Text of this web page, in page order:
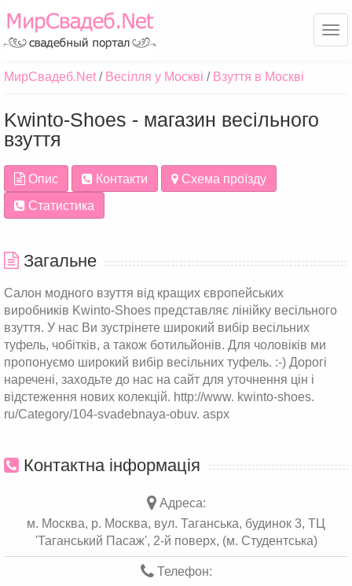
МирСвадеб.Net Весілля у Москві Взуття в Москві
Kwinto-Shoes - магазин весільного
взуття
Опис Контакти
Схема проїзду
Статистика
Загальне
Салон модного взуття від кращих європейських
виробників Kwinto-Shoes представляє лінійку весільного
взуття. У нас Ви зустрінете широкий вибір весільних
туфель, чобітків, а також ботильйонів. Для чоловіків ми
пропонуємо широкий вибір весільних туфель. :-) Дорогі
наречені, заходьте до нас на сайт для уточнення цін і
відстеження нових колекцій. http://www. kwinto-shoes.
ru/Category/104-svadebnaya-obuv. aspx
Контактна інформація
Адреса:
м. Москва, р. Москва, вул. Таганська, будинок 3, ТЦ
'Таганський Пасаж', 2-й поверх, (м. Студентська)
Телефон: